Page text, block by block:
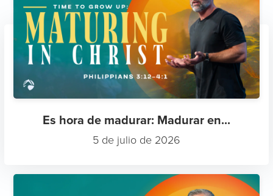
Es hora de madurar: Madurar en...
5 de julio de 2026